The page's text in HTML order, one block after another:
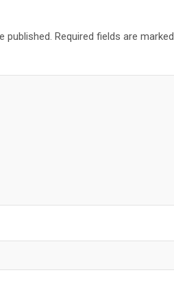
published. Required fields are marked